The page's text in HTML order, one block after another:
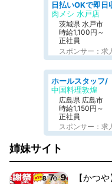
肉メシ 水戸店
茨城県 水戸市
時給1,100円～
正社員
スポンサー：求
中国料理敦煌
広島県 広島市
時給1,150円～
正社員
スポンサー：求
姉妹サイト
【かつ